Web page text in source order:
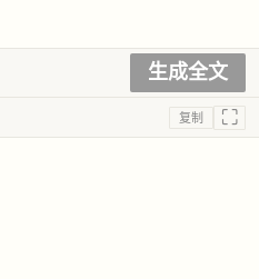
生成全文
复制 ⛶